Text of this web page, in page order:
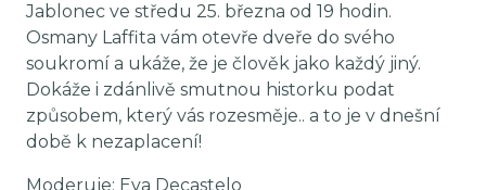
Jablonec ve středu 25. března od 19 hodin.
Osmany Laffita vám otevře dveře do svého
soukromí a ukáže, že je člověk jako každý jiný.
Dokáže i zdánlivě smutnou historku podat
způsobem, který vás rozesměje.. a to je v dnešní
době k nezaplacení!
Moderuje: Eva Decastelo